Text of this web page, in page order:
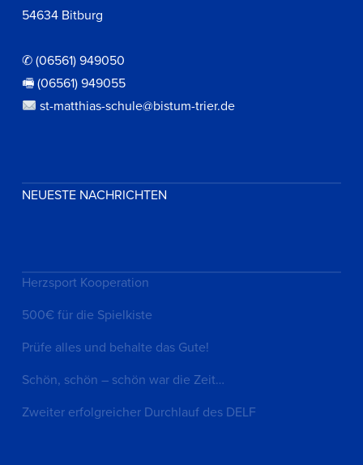
54634 Bitburg
✆ (06561) 949050
🖷 (06561) 949055
st-matthias-schule@bistum-trier.de
NEUESTE NACHRICHTEN
Herzsport Kooperation
500€ für die Spielkiste
Prüfe alles und behalte das Gute!
Schön, schön – schön war die Zeit…
Zweiter erfolgreicher Durchlauf des DELF